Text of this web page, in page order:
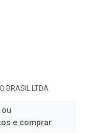
BRASIL LTDA
e comprar